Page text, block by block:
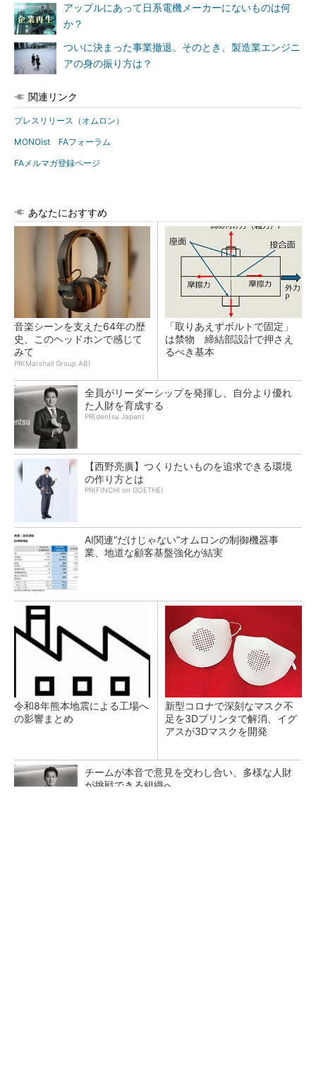
アップルにあって日系電機メーカーにないものは何
か？
ついに決まった事業撤退。そのとき、製造業エンジニ
アの身の振り方は？
関連リンク
プレスリリース（オムロン）
MONOist FAフォーラム
FAメルマガ登録ページ
あなたにおすすめ
音楽シーンを支えた64年の歴
史、このヘッドホンで感じて
みて
PR(Marshall Group AB)
「取りあえずボルトで固定」
は禁物 締結部設計で押さえ
るべき基本
全員がリーダーシップを発揮し、自分より優れ
た人財を育成する
PR(dentsu Japan)
【西野亮廣】つくりたいものを追求できる環境
の作り方とは
PR(FINCHI on GOETHE)
AI関連“だけじゃない”オムロンの制御機器事
業、地道な顧客基盤強化が結実
令和8年熊本地震による工場へ
の影響まとめ
新型コロナで深刻なマスク不
足を3Dプリンタで解消、イグ
アスが3Dマスクを開発
チームが本音で意見を交わし合い、多様な人財
が挑戦できる組織へ